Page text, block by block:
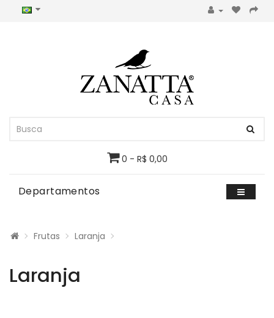
0 - R$ 0,00
Departamentos
Frutas Laranja
Laranja